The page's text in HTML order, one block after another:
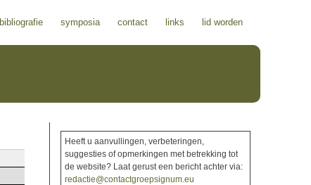
bibliografie symposia contact links lid worden
Heeft u aanvullingen, verbeteringen,
suggesties of opmerkingen met betrekking tot
de website? Laat gerust een bericht achter via:
redactie@contactgroepsignum.eu